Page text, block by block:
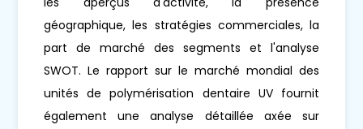
géographique, les stratégies commerciales, la
part de marché des segments et l'analyse
SWOT. Le rapport sur le marché mondial des
unités de polymérisation dentaire UV fournit
également une analyse détaillée axée sur